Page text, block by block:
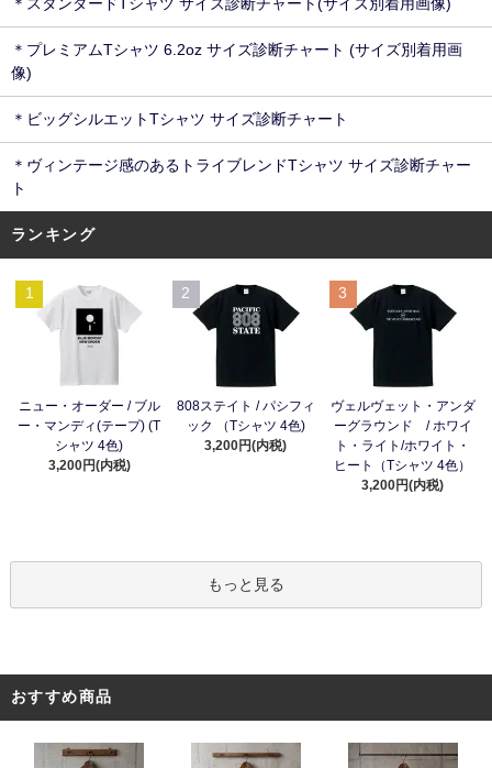
＊プレミアムTシャツ 6.2oz サイズ診断チャート (サイズ別着用画
像)
＊ビッグシルエットTシャツ サイズ診断チャート
＊ヴィンテージ感のあるトライブレンドTシャツ サイズ診断チャー
ト
ランキング
1
ニュー・オーダー / ブル
ー・マンディ(テープ) (T
シャツ 4色)
3,200円(内税)
2
808ステイト / パシフィ
ック （Tシャツ 4色)
3,200円(内税)
3
ヴェルヴェット・アンダ
ーグラウンド / ホワイ
ト・ライト/ホワイト・
ヒート（Tシャツ 4色）
3,200円(内税)
もっと見る
おすすめ商品